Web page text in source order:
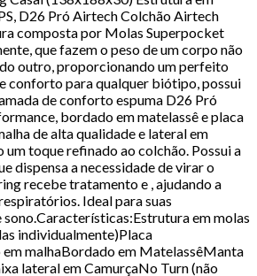
D26 Pró Airtech Colchão Airtech
composta por Molas Superpocket
que fazem o peso de um corpo não
outro, proporcionando um perfeito
conforto para qualquer biótipo, possui
de conforto espuma D26 Pró
bordado em matelassê e placa
de alta qualidade e lateral em
um toque refinado ao colchão. Possui a
dispensa a necessidade de virar o
recebe tratamento e , ajudando a
Ideal para suas
em molas
individualmente)Placa
malhaBordado em MatelassêManta
lateral em CamurçaNo Turn (não